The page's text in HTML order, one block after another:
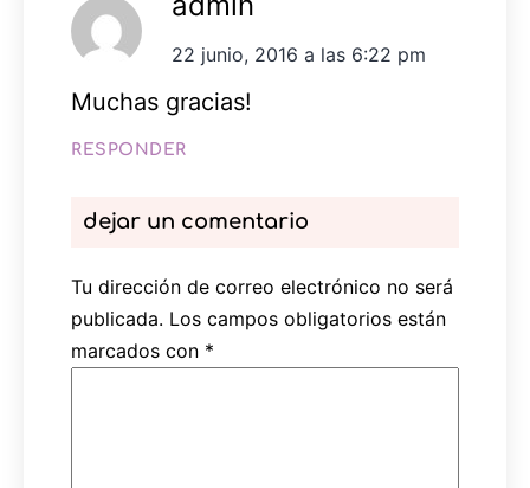
22 junio, 2016 a las 6:22 pm
Muchas gracias!
RESPONDER
dejar un comentario
Tu dirección de correo electrónico no será
publicada. Los campos obligatorios están
marcados con *